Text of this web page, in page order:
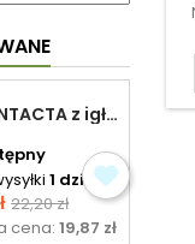
Klej CONTACTA z igłą do plastiku 25,0 g
1 dzień
Cena
podstawowa
22,20 zł
cena:19,87 zł